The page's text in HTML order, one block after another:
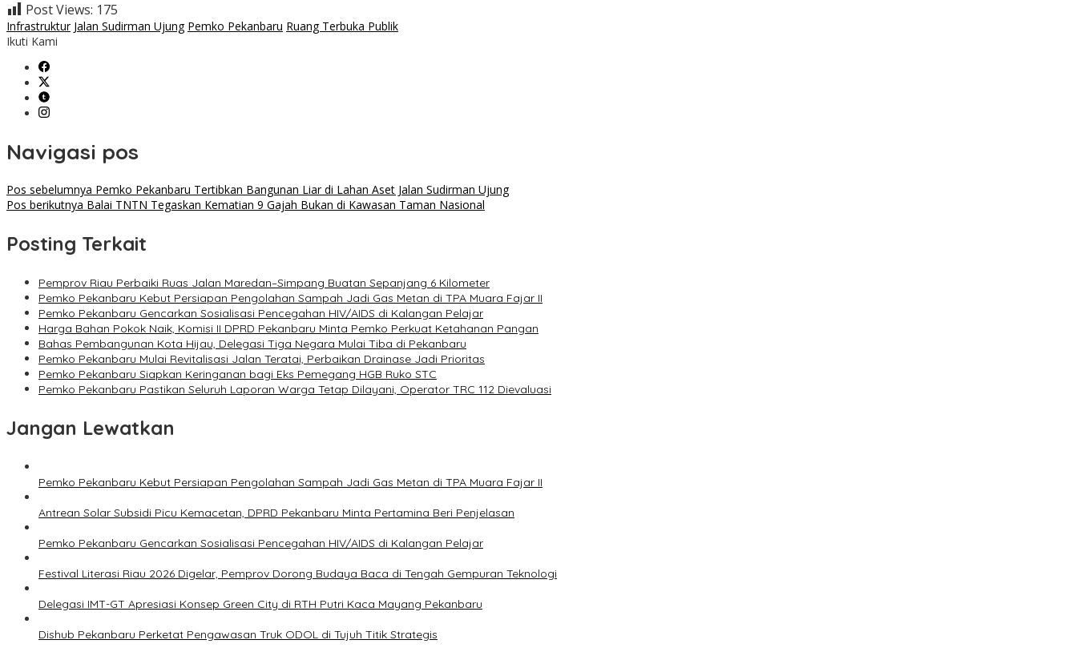
Post Views: 175
Infrastruktur Jalan Sudirman Ujung Pemko Pekanbaru Ruang Terbuka Publik
Ikuti Kami
Navigasi pos
Pos sebelumnya Pemko Pekanbaru Tertibkan Bangunan Liar di Lahan Aset Jalan Sudirman Ujung
Pos berikutnya Balai TNTN Tegaskan Kematian 9 Gajah Bukan di Kawasan Taman Nasional
Posting Terkait
Pemprov Riau Perbaiki Ruas Jalan Maredan–Simpang Buatan Sepanjang 6 Kilometer
Pemko Pekanbaru Kebut Persiapan Pengolahan Sampah Jadi Gas Metan di TPA Muara Fajar II
Pemko Pekanbaru Gencarkan Sosialisasi Pencegahan HIV/AIDS di Kalangan Pelajar
Harga Bahan Pokok Naik, Komisi II DPRD Pekanbaru Minta Pemko Perkuat Ketahanan Pangan
Bahas Pembangunan Kota Hijau, Delegasi Tiga Negara Mulai Tiba di Pekanbaru
Pemko Pekanbaru Mulai Revitalisasi Jalan Teratai, Perbaikan Drainase Jadi Prioritas
Pemko Pekanbaru Siapkan Keringanan bagi Eks Pemegang HGB Ruko STC
Pemko Pekanbaru Pastikan Seluruh Laporan Warga Tetap Dilayani, Operator TRC 112 Dievaluasi
Jangan Lewatkan
Pemko Pekanbaru Kebut Persiapan Pengolahan Sampah Jadi Gas Metan di TPA Muara Fajar II
Antrean Solar Subsidi Picu Kemacetan, DPRD Pekanbaru Minta Pertamina Beri Penjelasan
Pemko Pekanbaru Gencarkan Sosialisasi Pencegahan HIV/AIDS di Kalangan Pelajar
Festival Literasi Riau 2026 Digelar, Pemprov Dorong Budaya Baca di Tengah Gempuran Teknologi
Delegasi IMT-GT Apresiasi Konsep Green City di RTH Putri Kaca Mayang Pekanbaru
Dishub Pekanbaru Perketat Pengawasan Truk ODOL di Tujuh Titik Strategis